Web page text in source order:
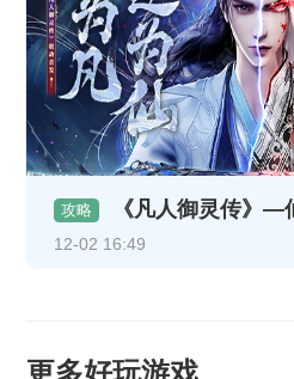
攻略 《凡人御灵传》—
12-02 16:49